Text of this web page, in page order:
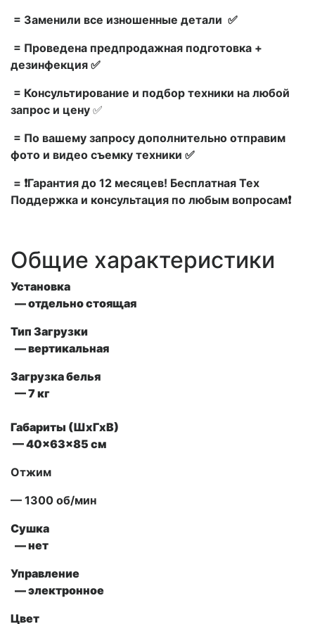
= Заменили все изношенные детали ✅
= Проведена предпродажная подготовка +
дезинфекция ✅
= Консультирование и подбор техники на любой
запрос и цену ✅
= По вашему запросу дополнительно отправим
фото и видео съемку техники ✅
= ❗Гарантия до 12 месяцев! Бесплатная Тех
Поддержка и консультация по любым вопросам❗
Общие характеристики
Установка
— отдельно стоящая
Тип Загрузки
— вертикальная
Загрузка белья
— 7 кг
Габариты (ШxГxВ)
— 40x63x85 см
Отжим
— 1300 об/мин
Сушка
— нет
Управление
—электронное
Цвет